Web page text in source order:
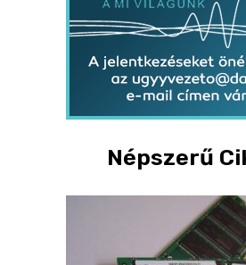
Népszerű